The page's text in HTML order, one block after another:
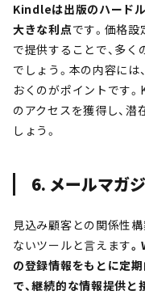
Kindleは出版のハード
大きな利点です。価格
で提供することで、多
でしょう。本の内容に
おくのがポイントです
のアクセスを獲得し、
しょう。
6. メールマガ
見込み顧客との関係性
ないツールと言えます
の登録情報をもとに定
で、継続的な情報提供と